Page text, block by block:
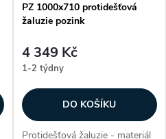
PZ 1000x710 protidešťová
žaluzie pozink
4 349 Kč
1-2 týdny
DO KOŠÍKU
Protidešťová žaluzie - materiál